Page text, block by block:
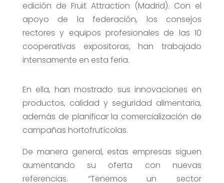
edición de Fruit Attraction (Madrid). Con el
apoyo de la federación, los consejos
rectores y equipos profesionales de las 10
cooperativas expositoras, han trabajado
intensamente en esta feria.
En ella, han mostrado sus innovaciones en
productos, calidad y seguridad alimentaria,
además de planificar la comercialización de
campañas hortofrutícolas.
De manera general, estas empresas siguen
aumentando su oferta con nuevas
referencias. “Tenemos un sector